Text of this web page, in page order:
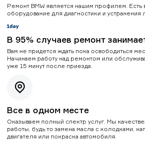
Ремонт BMW является нашим профилем.
оборудование для диагностики и
В 95% случаев ремонт
Вам не придется ждать пока освободиться
Начинаем работу над ремонтом или
уже 15 минут после приезда.
Все в одном месте
Оказываем полный спектр услуг. Мы
работы, будь то замена масла с колодками,
двигателя или покраска автомобиля.